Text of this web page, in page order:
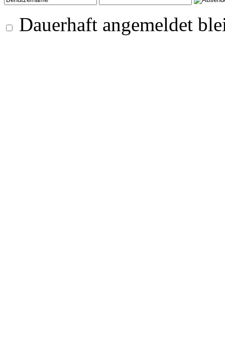
Dauerhaft angemeldet